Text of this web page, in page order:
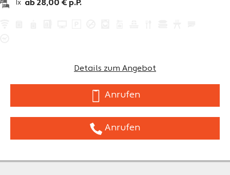
1x ab 28,00 € p.P.
Details zum Angebot
Anrufen
Anrufen